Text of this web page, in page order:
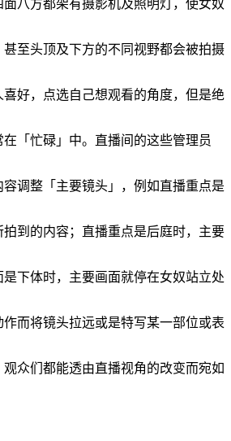
八方都架有摄影机及照明灯，使女奴
至头顶及下方的不同视野都会被拍摄
好，点选自己想观看的角度，但是绝
「忙碌」中。直播间的这些管理员
调整「主要镜头」，例如直播重点是
到的内容；直播重点是后庭时，主要
下体时，主要画面就停在女奴站立处
而将镜头拉远或是特写某一部位或表
众们都能透由直播视角的改变而宛如